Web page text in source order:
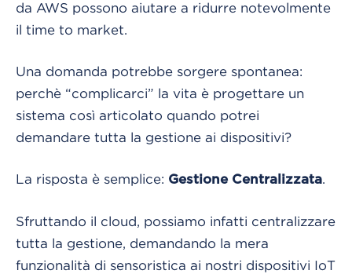
da AWS possono aiutare a ridurre notevolmente
il time to market.
Una domanda potrebbe sorgere spontanea:
perchè “complicarci” la vita è progettare un
sistema così articolato quando potrei
demandare tutta la gestione ai dispositivi?
La risposta è semplice: Gestione Centralizzata.
Sfruttando il cloud, possiamo infatti centralizzare
tutta la gestione, demandando la mera
funzionalità di sensoristica ai nostri dispositivi IoT